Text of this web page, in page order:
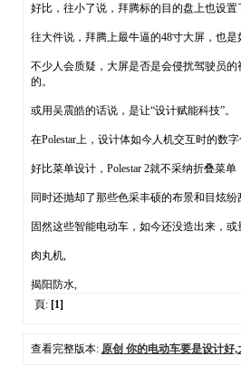
好比，往小了说，拜腾标的目的盘上也设
往大件说，拜腾上最牛逼的48寸大屏，也
不少人会质疑，大屏是否是会侵扰驾驶员
的。
或用吴震皓的话说，是让“设计赋能科技”。
在Polestar上，设计体如今人机交互时的数
好比菜单设计，Polestar 2就不采纳折叠菜
同时还抛却了那些色采丰硕的布景和目炫
固然这些智能电动车，如今还没造出来，
肉丸机,
揭阳防水,
頁: [1]
查看完整版本: 原创 你的电动车要是设计好